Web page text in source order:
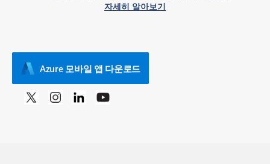
자세히 알아보기
Azure 모바일 앱 다운로드